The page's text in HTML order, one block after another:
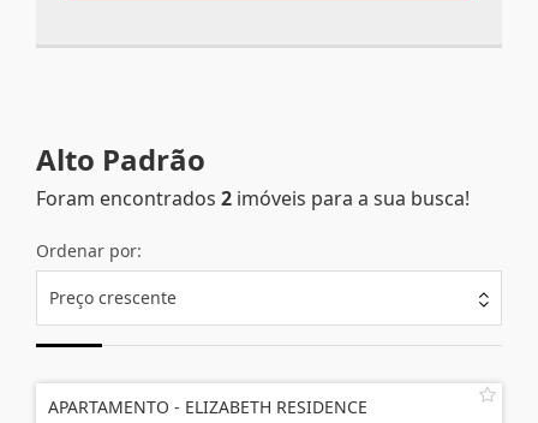
Alto Padrão
Foram encontrados 2 imóveis para a sua busca!
Ordenar por:
Preço crescente
APARTAMENTO - ELIZABETH RESIDENCE